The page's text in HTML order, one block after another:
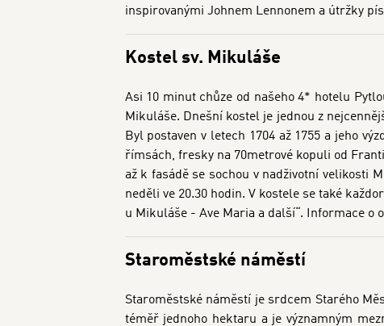
inspirovanými Johnem Lennonem a útržky
Kostel sv. Mikuláše
Asi 10 minut chůze od našeho 4* hotelu
Mikuláše. Dnešní kostel je jednou z
Byl postaven v letech 1704 až 1755 a jeho
římsách, fresky na 70metrové kopuli od
až k fasádě se sochou v nadživotní velikosti
neděli ve 20.30 hodin. V kostele se také
u Mikuláše - Ave Maria a další“. Informace o
Staroměstské náměstí
Staroměstské náměstí je srdcem Starého
téměř jednoho hektaru a je významným